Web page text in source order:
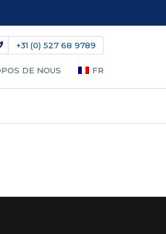
+31 (0) 527 68 9789
DE NOUS FR